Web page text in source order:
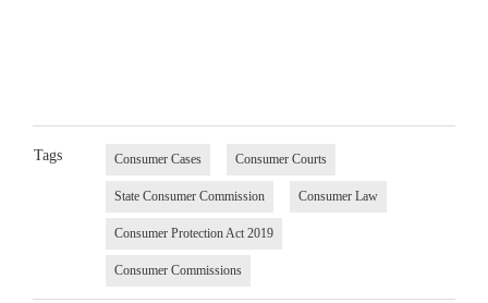
Tags Consumer Cases Consumer Courts
State Consumer Commission Consumer Law
Consumer Protection Act 2019
Consumer Commissions